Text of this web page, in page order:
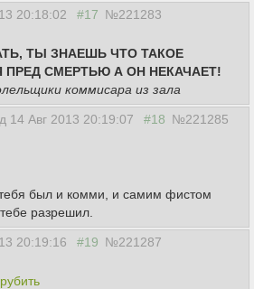
20:18:02 #17 №221283
ТЫ ЗНАЕШЬ ЧТО ТАКОЕ
ПРЕД СМЕРТЬЮ А ОН НЕКАЧАЕТ!
коммисара из зала
14 Авг 2013 20:19:07 #18 №221285
тебя был и комми, и самим фистом
разрешил.
20:19:16 #19 №221287